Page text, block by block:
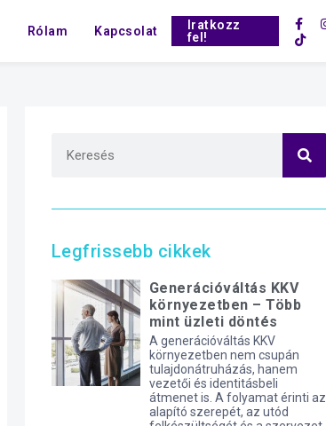
Rólam Kapcsolat
Iratkozz
fel!
Legfrissebb cikkek
Generációváltás KKV
környezetben – Több
mint üzleti döntés
A generációváltás KKV
környezetben nem csupán
tulajdonátruházás, hanem
vezetői és identitásbeli
átmenet is. A folyamat érinti az
alapító szerepét, az utód